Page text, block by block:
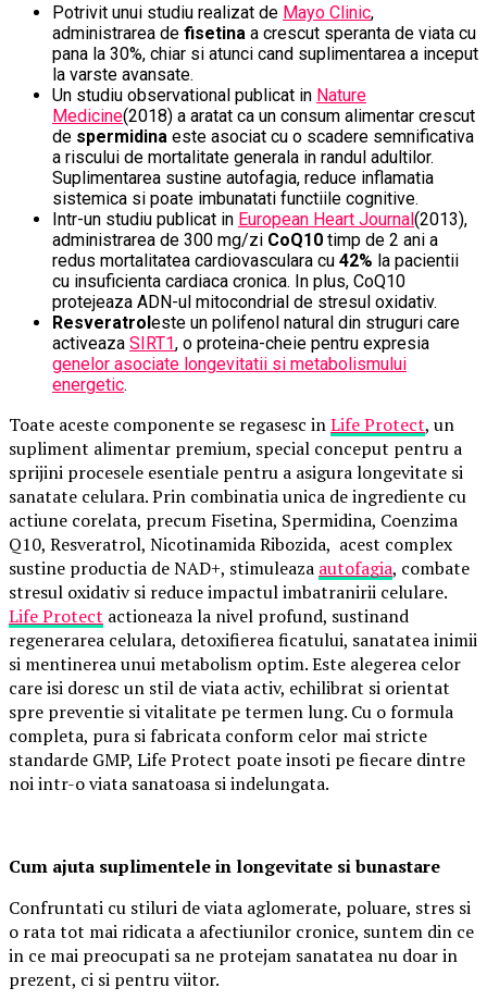
Potrivit unui studiu realizat de Mayo Clinic,
administrarea de fisetina a crescut speranta de viata cu
pana la 30%, chiar si atunci cand suplimentarea a inceput
la varste avansate.
Un studiu observational publicat in Nature
Medicine(2018) a aratat ca un consum alimentar crescut
de spermidina este asociat cu o scadere semnificativa
a riscului de mortalitate generala in randul adultilor.
Suplimentarea sustine autofagia, reduce inflamatia
sistemica si poate imbunatati functiile cognitive.
Intr-un studiu publicat in European Heart Journal(2013),
administrarea de 300 mg/zi CoQ10 timp de 2 ani a
redus mortalitatea cardiovasculara cu 42% la pacientii
cu insuficienta cardiaca cronica. In plus, CoQ10
protejeaza ADN-ul mitocondrial de stresul oxidativ.
Resveratroleste un polifenol natural din struguri care
activeaza SIRT1, o proteina-cheie pentru expresia
genelor asociate longevitatii si metabolismului
energetic.
Toate aceste componente se regasesc inLife Protect, un
supliment alimentar premium, special conceput pentru a
sprijini procesele esentiale pentru a asigura longevitate si
sanatate celulara. Prin combinatia unica de ingrediente cu
actiune corelata, precum Fisetina, Spermidina, Coenzima
Q10, Resveratrol, Nicotinamida Ribozida, acest complex
sustine productia de NAD+, stimuleaza autofagia, combate
stresul oxidativ si reduce impactul imbatranirii celulare.
Life Protect actioneaza la nivel profund, sustinand
regenerarea celulara, detoxifierea ficatului, sanatatea inimii
si mentinerea unui metabolism optim. Este alegerea celor
care isi doresc un stil de viata activ, echilibrat si orientat
spre preventie si vitalitate pe termen lung. Cu o formula
completa, pura si fabricata conform celor mai stricte
standarde GMP, Life Protect poate insoti pe fiecare dintre
noi intr-o viata sanatoasa si indelungata.
Cum ajuta suplimentele in longevitate si bunastare
Confruntati cu stiluri de viata aglomerate, poluare, stres si
o rata tot mai ridicata a afectiunilor cronice, suntem din ce
in ce mai preocupati sa ne protejam sanatatea nu doar in
prezent, ci si pentru viitor.